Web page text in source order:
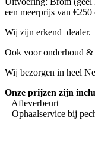
een meerprijs van
Wij zijn erkend dealer.
Ook voor onderhoud &
Wij bezorgen in heel
Onze prijzen zijn
– Afleverbeurt
– Ophaalservice bij